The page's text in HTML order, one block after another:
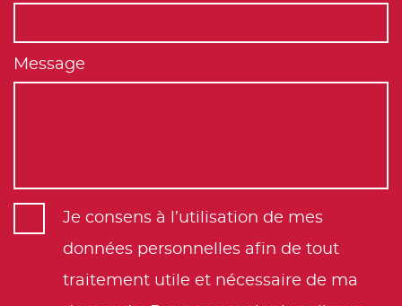
Message
Je consens à l’utilisation de mes
données personnelles afin de tout
traitement utile et nécessaire de ma